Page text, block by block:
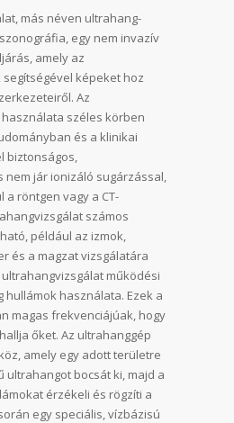
más néven ultrahang-
egy nem invazív
amely az
képeket hoz
Az
széles körben
és a klinikai
biztonságos,
jár ionizáló sugárzással,
röntgen vagy a CT-
számos
például az izmok,
és a magzat vizsgálatára
működési
hullámok használata. Ezek a
magas frekvenciájúak, hogy
őket. Az ultrahanggép
amely egy adott területre
ultrahangot bocsát ki, majd a
érzékeli és rögzíti a
egy speciális, vízbázisú